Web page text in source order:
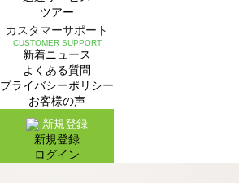
ツアー
カスタマーサポート
CUSTOMER SUPPORT
新着ニュース
よくある質問
プライバシーポリシー
お客様の声
新規登録
新規登録
ログイン